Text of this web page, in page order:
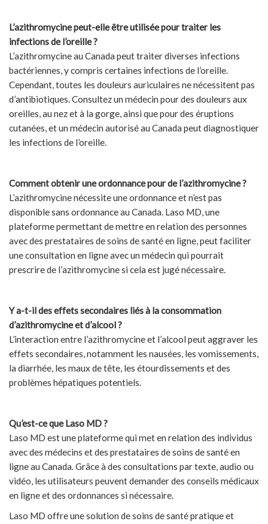
L’azithromycine peut-elle être utilisée pour traiter les
infections de l’oreille ?
L’azithromycine au Canada peut traiter diverses infections
bactériennes, y compris certaines infections de l’oreille.
Cependant, toutes les douleurs auriculaires ne nécessitent pas
d’antibiotiques. Consultez un médecin pour des douleurs aux
oreilles, au nez et à la gorge, ainsi que pour des éruptions
cutanées, et un médecin autorisé au Canada peut diagnostiquer
les infections de l’oreille.
Comment obtenir une ordonnance pour de l’azithromycine ?
L’azithromycine nécessite une ordonnance et n’est pas
disponible sans ordonnance au Canada. Laso MD, une
plateforme permettant de mettre en relation des personnes
avec des prestataires de soins de santé en ligne, peut faciliter
une consultation en ligne avec un médecin qui pourrait
prescrire de l’azithromycine si cela est jugé nécessaire.
Y a-t-il des effets secondaires liés à la consommation
d’azithromycine et d’alcool ?
L’interaction entre l’azithromycine et l’alcool peut aggraver les
effets secondaires, notamment les nausées, les vomissements,
la diarrhée, les maux de tête, les étourdissements et des
problèmes hépatiques potentiels.
Qu’est-ce que Laso MD ?
Laso MD est une plateforme qui met en relation des individus
avec des médecins et des prestataires de soins de santé en
ligne au Canada. Grâce à des consultations par texte, audio ou
vidéo, les utilisateurs peuvent demander des conseils médicaux
en ligne et des ordonnances si nécessaire.
Laso MD offre une solution de soins de santé pratique et